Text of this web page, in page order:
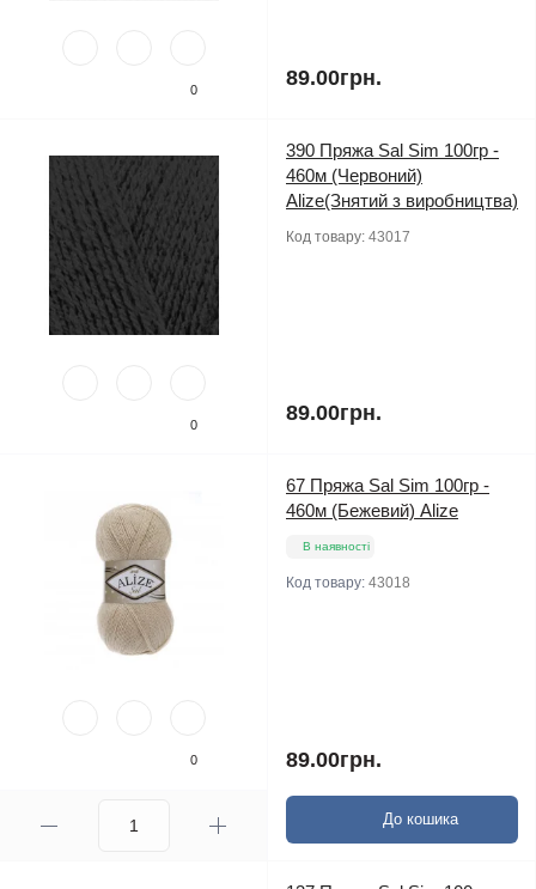
0 89.00грн.
0
390 Пряжа Sal Sim 100гр -
460м (Червоний)
Alize(Знятий з виробництва)
Код товару: 43017
89.00грн.
0
67 Пряжа Sal Sim 100гр -
460м (Бежевий) Alize
В наявності
Код товару: 43018
89.00грн.
До кошика